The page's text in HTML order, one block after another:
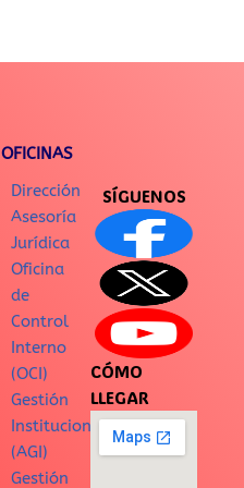
OFICINAS
Dirección
Asesoría
Jurídica
Oficina
de
Control
Interno
(OCI)
Gestión
Institucional
(AGI)
Gestión
SÍGUENOS
CÓMO
LLEGAR